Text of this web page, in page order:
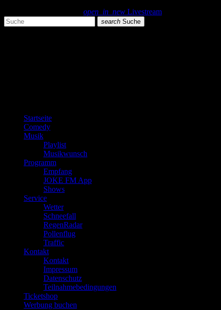
open_in_new Livestream
search Suche
Startseite
Comedy
Musik
Playlist
Musikwunsch
Programm
Empfang
JOKE FM App
Shows
Service
Wetter
Schneefall
RegenRadar
Pollenflug
Traffic
Kontakt
Kontakt
Impressum
Datenschutz
Teilnahmebedingungen
Ticketshop
Werbung buchen